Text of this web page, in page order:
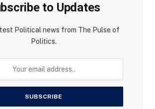
to Updates
Political news from The Pulse of
Politics.